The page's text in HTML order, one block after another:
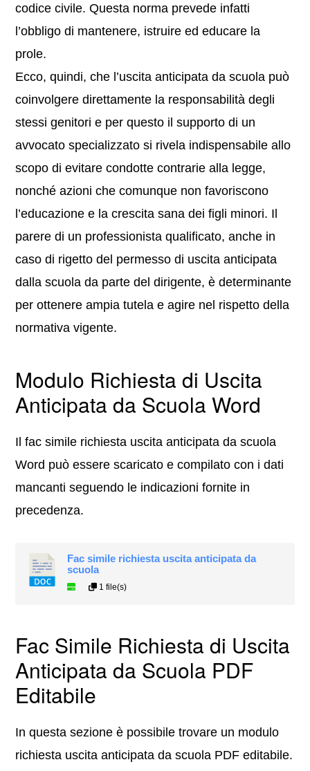
codice civile. Questa norma prevede infatti
l’obbligo di mantenere, istruire ed educare la
prole.
Ecco, quindi, che l’uscita anticipata da scuola può
coinvolgere direttamente la responsabilità degli
stessi genitori e per questo il supporto di un
avvocato specializzato si rivela indispensabile allo
scopo di evitare condotte contrarie alla legge,
nonché azioni che comunque non favoriscono
l’educazione e la crescita sana dei figli minori. Il
parere di un professionista qualificato, anche in
caso di rigetto del permesso di uscita anticipata
dalla scuola da parte del dirigente, è determinante
per ottenere ampia tutela e agire nel rispetto della
normativa vigente.
Modulo Richiesta di Uscita
Anticipata da Scuola Word
Il fac simile richiesta uscita anticipata da scuola
Word può essere scaricato e compilato con i dati
mancanti seguendo le indicazioni fornite in
precedenza.
Fac simile richiesta uscita anticipata da
scuola
1 file(s)
Fac Simile Richiesta di Uscita
Anticipata da Scuola PDF
Editabile
In questa sezione è possibile trovare un modulo
richiesta uscita anticipata da scuola PDF editabile.